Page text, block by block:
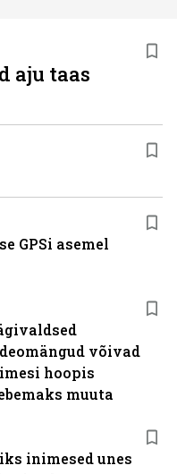
võivad
hoopis
muuta
inimesed unes
aju taas
GPSi asemel